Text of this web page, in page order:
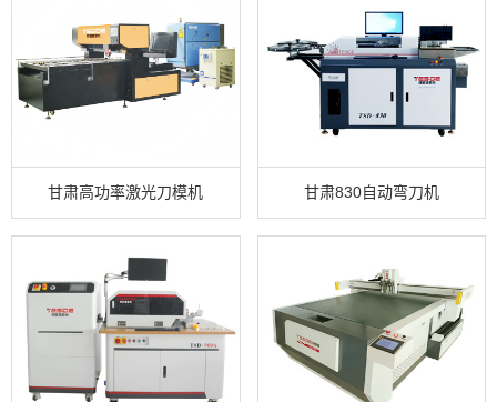
甘肃高功率激光刀模机 甘肃830自动弯刀机